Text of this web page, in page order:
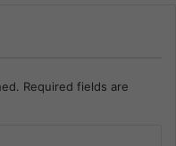
Required fields are